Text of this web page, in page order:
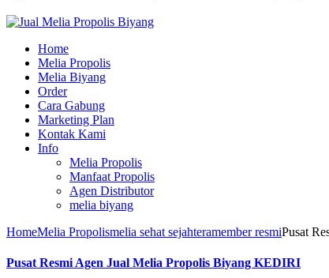
Home
Melia Propolis
Melia Biyang
Order
Cara Gabung
Marketing Plan
Kontak Kami
Info
Melia Propolis
Manfaat Propolis
Agen Distributor
melia biyang
HomeMelia Propolismelia sehat sejahteramember resmiPusat
Pusat Resmi Agen Jual Melia Propolis Biyang KEDIRI